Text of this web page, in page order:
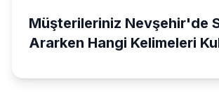
Müşterileriniz Nevşehir'de
Ararken Hangi Kelimeleri